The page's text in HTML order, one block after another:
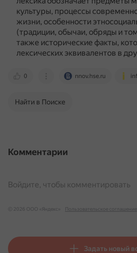
культуры, процессы
жизни, особенности
(традиции, обычаи, обряды и
также исторические факты,
лексических эквивалентов в
0 nnov.hse.ru
Найти в Поиске
Комментарии
Войдите, чтобы комментировать
© 2026 ООО «Яндекс» Пользовательское соглашение
Задать новый